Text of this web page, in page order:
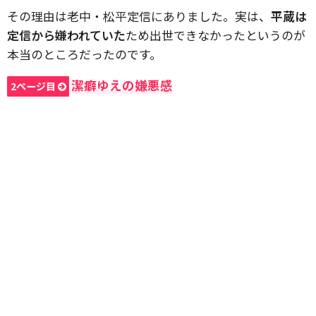
その理由は老中・松平定信にありました。実は、 平蔵は
定信から嫌われていたため出世できなかったというのが
本当のところだったのです。
2ページ目 潔癖ゆえの嫌悪感